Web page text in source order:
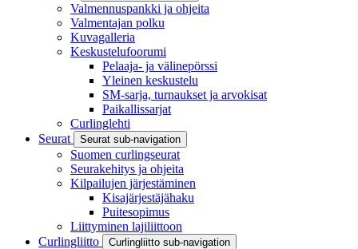
Valmennuspankki ja ohjeita
Valmentajan polku
Kuvagalleria
Keskustelufoorumi
Pelaaja- ja välinepörssi
Yleinen keskustelu
SM-sarja, turnaukset ja arvokisat
Paikallissarjat
Curlinglehti
Seurat
Seurat sub-navigation
Suomen curlingseurat
Seurakehitys ja ohjeita
Kilpailujen järjestäminen
Kisajärjestäjähaku
Puitesopimus
Liittyminen lajiliittoon
Curlingliitto
Curlingliitto sub-navigation